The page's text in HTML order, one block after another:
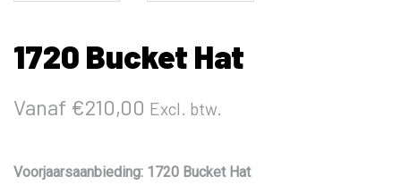
1720 Bucket Hat
Vanaf €210,00 Excl. btw.
Voorjaarsaanbieding: 1720 Bucket Hat